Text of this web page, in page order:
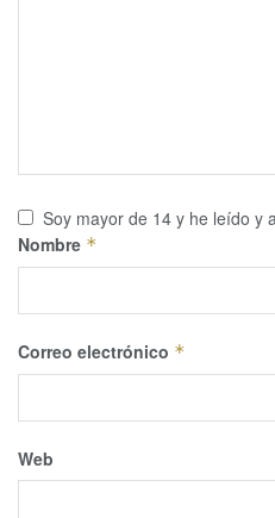
Soy mayor de 14 y he leído y
Nombre *
Correo electrónico *
Web